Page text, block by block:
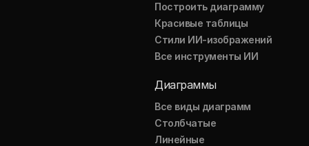
Построить диаграмму
Красивые таблицы
Стили ИИ-изображений
Все инструменты ИИ
Диаграммы
Все виды диаграмм
Столбчатые
Линейные